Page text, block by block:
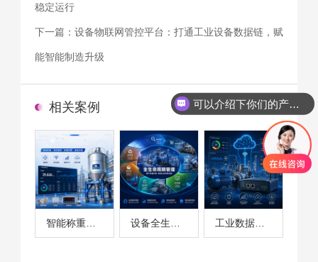
稳定运行
下一篇： 设备物联网管控平台：打通工业设备数据链，赋
能智能制造升级
相关案例
智能称重系统案例 工业数据采集与设备监控案例
可以介绍下你们的产品么